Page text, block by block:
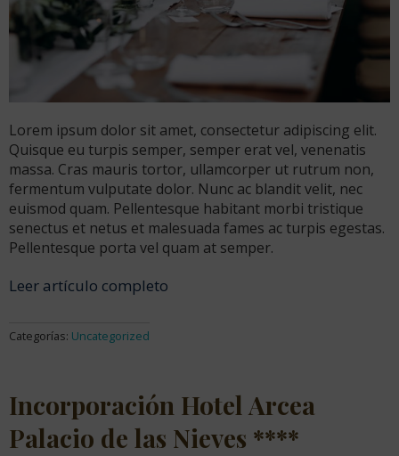
Lorem ipsum dolor sit amet, consectetur adipiscing elit.
Quisque eu turpis semper, semper erat vel, venenatis
massa. Cras mauris tortor, ullamcorper ut rutrum non,
fermentum vulputate dolor. Nunc ac blandit velit, nec
euismod quam. Pellentesque habitant morbi tristique
senectus et netus et malesuada fames ac turpis egestas.
Pellentesque porta vel quam at semper.
Leer artículo completo
Categorías: Uncategorized
Incorporación Hotel Arcea
Palacio de las Nieves ****